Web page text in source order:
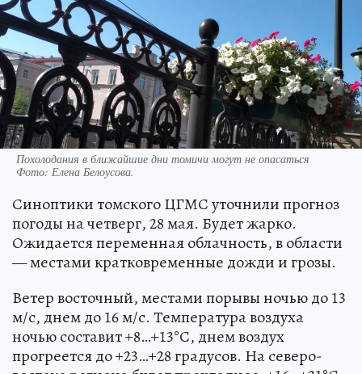
Похолодания в ближайшие дни томичи могут не опасаться
Фото: Елена Белоусова.
Синоптики томского ЦГМС уточнили прогноз
погоды на четверг, 28 мая. Будет жарко.
Ожидается переменная облачность, в области
— местами кратковременные дожди и грозы.
Ветер восточный, местами порывы ночью до 13
м/с, днем до 16 м/с. Температура воздуха
ночью составит +8…+13°С, днем воздух
прогреется до +23…+28 градусов. На северо-